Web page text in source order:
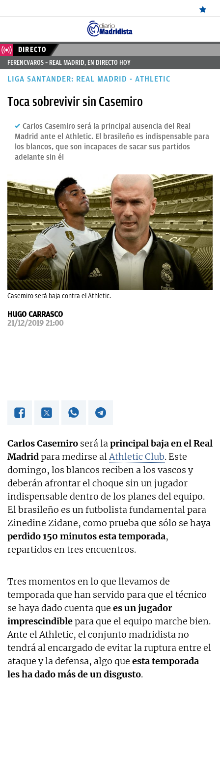
ÚLTIMAS
NOTICIAS
MADRID
BALONCESTO
CANTERA
FICHAJES
FEMENINO
PAPARAZZI
OKDIARIO
DIRECTO
FERENCVAROS – REAL MADRID, EN DIRECTO HOY
LIGA SANTANDER: REAL MADRID - ATHLETIC
Toca sobrevivir sin Casemiro
Carlos Casemiro será la principal ausencia del Real
Madrid ante el Athletic. El brasileño es indispensable para
los blancos, que son incapaces de sacar sus partidos
adelante sin él
Casemiro será baja contra el Athletic.
HUGO CARRASCO
21/12/2019 21:00
Carlos Casemiro será laprincipal baja en el Real
Madridpara medirse alAthletic Club. Este
domingo, los blancos reciben a los vascos y
deberán afrontar el choque sin un jugador
indispensable dentro de los planes del equipo.
El brasileño es un futbolista fundamental para
Zinedine Zidane, como prueba que sólo se haya
perdido 150 minutos esta temporada,
repartidos en tres encuentros.
Tres momentos en lo que llevamos de
temporada que han servido para que el técnico
se haya dado cuenta que es un jugador
imprescindiblepara que el equipo marche bien.
Ante el Athletic, el conjunto madridista no
tendrá al encargado de evitar la ruptura entre el
ataque y la defensa, algo que esta temporada
les ha dado más de un disgusto.